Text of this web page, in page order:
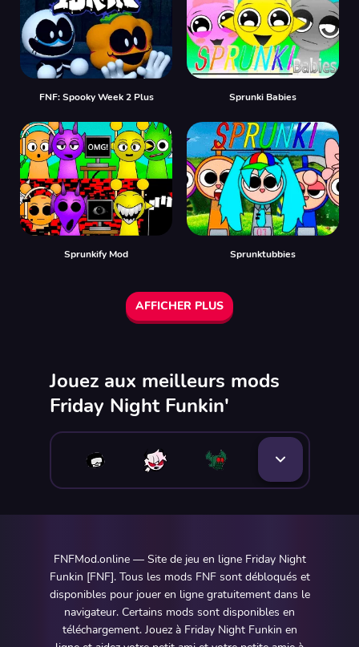
FNF: Spooky Week 2 Plus Sprunki Babies
Sprunkify Mod Sprunktubbies
AFFICHER PLUS
Jouez aux meilleurs mods
Friday Night Funkin'
FNFMod.online — Site de jeu en ligne Friday Night
Funkin [FNF]. Tous les mods FNF sont débloqués et
disponibles pour jouer en ligne gratuitement dans le
navigateur. Certains mods sont disponibles en
téléchargement. Jouez à Friday Night Funkin en